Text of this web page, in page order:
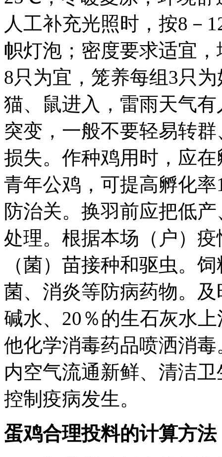
人工补充光照时，按8－
帜灯泡；密度要求适宜
8只为宜，笼养每组3只
猫、鼠进入，雷雨天气
突变，一般不要轻易转
损失。作种鸡用时，应
青年公鸡，可提高孵
防治关。换羽前应把低
处理。根据本场（户）
（菌）苗接种和驱虫。
菌、消炎等防病药物。
碱水、20％的生石灰水
他化学消毒药品喷洒消
内空气流通新鲜、清洁
控制疫
蛋鸡合理投料的计算方法